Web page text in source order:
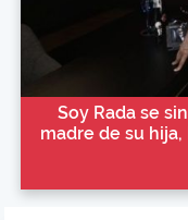
Soy Rada se
madre de su